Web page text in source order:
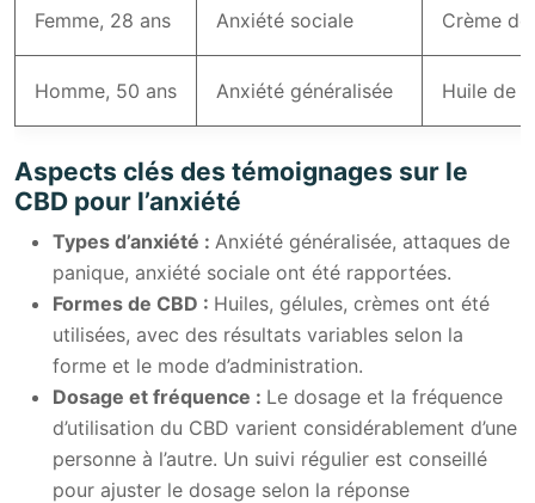
Femme, 28 ans Anxiété sociale Crème
Homme, 50 ans Anxiété généralisée Huile de
Aspects clés des témoignages sur le
CBD pour l’anxiété
Types d’anxiété : Anxiété généralisée, attaques de
panique, anxiété sociale ont été rapportées.
Formes de CBD : Huiles, gélules, crèmes ont été
utilisées, avec des résultats variables selon la
forme et le mode d’administration.
Dosage et fréquence : Le dosage et la fréquence
d’utilisation du CBD varient considérablement d’une
personne à l’autre. Un suivi régulier est conseillé
pour ajuster le dosage selon la réponse